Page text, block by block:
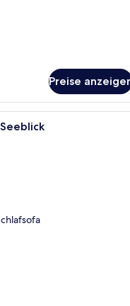
Preise
Ein modernes Hotelzimmer